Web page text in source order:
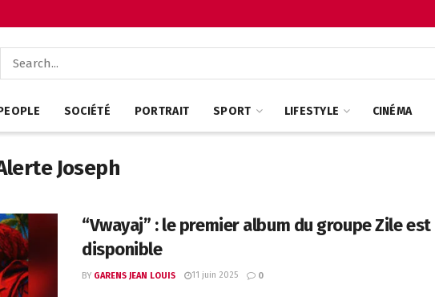
SOCIÉTÉ PORTRAIT SPORT LIFESTYLE CINÉMA
Joseph
“Vwayaj” : le premier album du groupe Zile est
disponible
BY GARENS JEAN LOUIS 11 juin 2025 0